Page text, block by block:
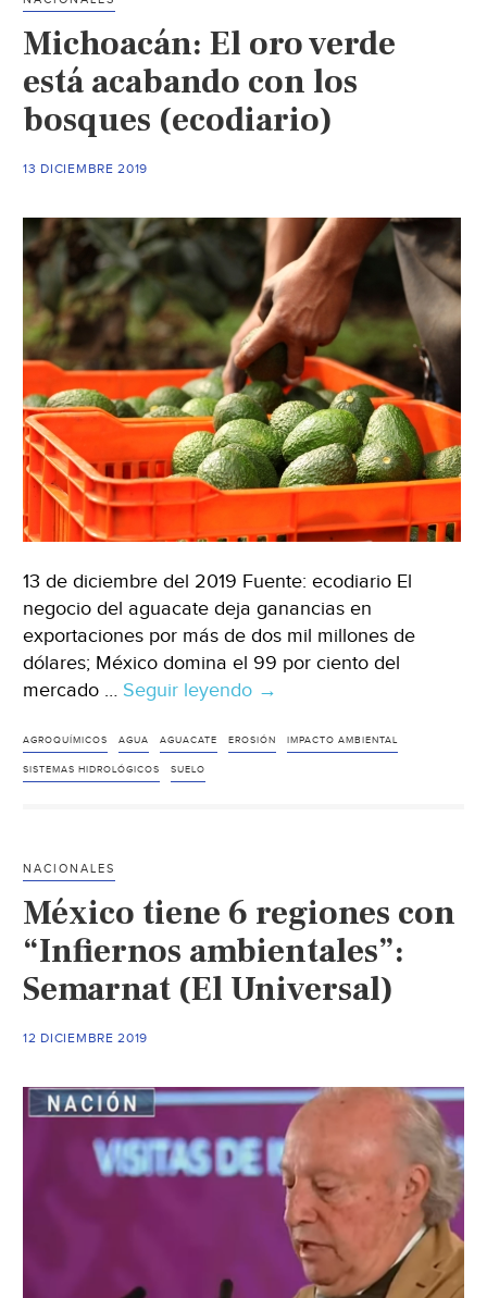
Central)
Michoacán: El oro verde
está acabando con los
bosques (ecodiario)
13 DICIEMBRE 2019
13 de diciembre del 2019 Fuente: ecodiario El
negocio del aguacate deja ganancias en
exportaciones por más de dos mil millones de
dólares; México domina el 99 por ciento del
mercado … Seguir leyendo Michoacán:
oro
bosques
(ecodiario)
→
AGROQUÍMICOS AGUA AGUACATE EROSIÓN IMPACTO AMBIENTAL
SISTEMAS HIDROLÓGICOS SUELO
NACIONALES
México tiene 6 regiones con
“Infiernos ambientales”:
Semarnat (El Universal)
12 DICIEMBRE 2019